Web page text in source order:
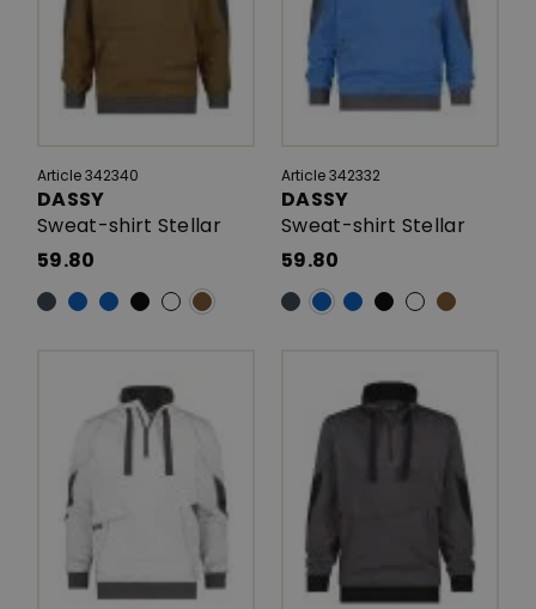
Article 342340
DASSY
Sweat-shirt Stellar
59.80
Article 342332
DASSY
Sweat-shirt Stellar
59.80